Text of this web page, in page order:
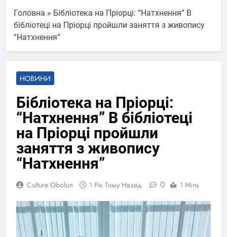
Головна » Бібліотека на Пріорці: “Натхнення” В
бібліотеці на Пріорці пройшли заняття з живопису
“Натхнення”
НОВИНИ
Бібліотека на Пріорці:
“Натхнення” В бібліотеці
на Пріорці пройшли
заняття з живопису
“Натхнення”
Culture Obolon 1 Рік Тому Назад 0 1 Mins